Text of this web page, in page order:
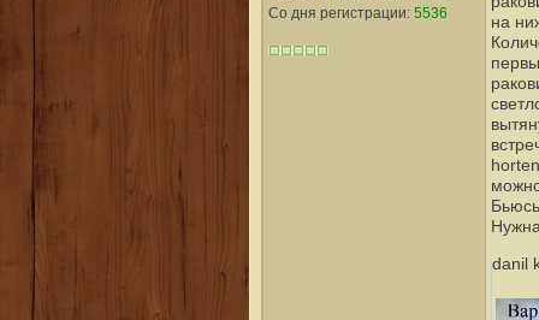
Со дня регистрации: 5536
на
danil